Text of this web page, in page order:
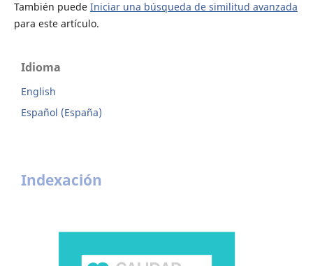
También puede Iniciar una búsqueda de similitud avanzada
para este artículo.
Idioma
English
Español (España)
Indexación